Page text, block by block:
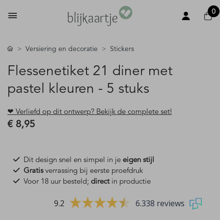
0
Versiering en decoratie Stickers
Flessenetiket 21 diner met
pastel kleuren - 5 stuks
❤ Verliefd op dit ontwerp? Bekijk de complete set!
€ 8,95
Dit design snel en simpel in je eigen stijl
Gratisverrassing bij eerste proefdruk
Voor 18 uur besteld; directin productie
9.2 6.338 reviews